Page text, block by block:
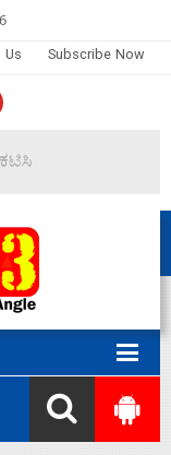
Us Subscribe Now